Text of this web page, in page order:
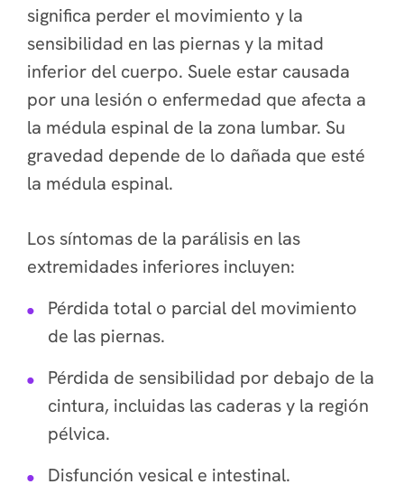
significa perder el movimiento y la
sensibilidad en las piernas y la mitad
inferior del cuerpo. Suele estar causada
por una lesión o enfermedad que afecta a
la médula espinal de la zona lumbar. Su
gravedad depende de lo dañada que esté
la médula espinal.
Los síntomas de la parálisis en las
extremidades inferiores incluyen:
Pérdida total o parcial del movimiento
de las piernas.
Pérdida de sensibilidad por debajo de la
cintura, incluidas las caderas y la región
pélvica.
Disfunción vesical e intestinal.